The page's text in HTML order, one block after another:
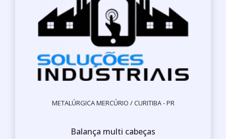
METALÚRGICA MERCÚRIO / CURITIBA - PR
Balança multi cabeças